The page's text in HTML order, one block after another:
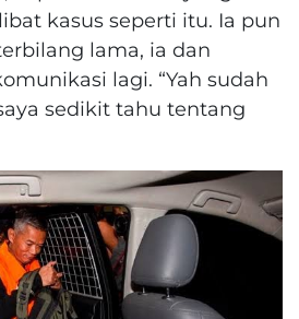
kasus seperti itu. Ia pun
lama, ia dan
lagi. “Yah sudah
sedikit tahu tentang